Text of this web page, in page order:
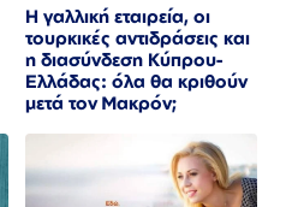
Η γαλλική εταιρεία, οι
τουρκικές αντιδράσεις και
η διασύνδεση Κύπρου-
Ελλάδας: όλα θα κριθούν
μετά τον Μακρόν;